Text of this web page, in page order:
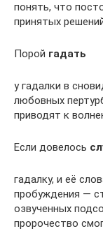
понять, что
принятых
Порой гадать
у гадалки в
любовных
приводят к
Если довелось
гадалку, и её
пробуждения —
озвученных
пророчество